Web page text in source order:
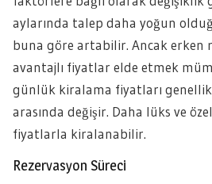
aylarında talep daha yoğun
buna göre artabilir. Ancak erken
avantajlı fiyatlar elde etmek
günlük kiralama fiyatları
arasında değişir. Daha lüks ve
fiyatlarla kiralanabilir.
Rezervasyon Süreci